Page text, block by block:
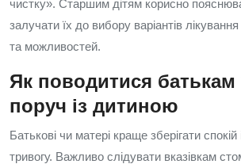
чистку». Старшим дітям корисно
залучати їх до вибору варіантів
та можливостей.
Як поводитися батькам
поруч із дитиною
Батькові чи матері краще зберігати
тривогу. Важливо слідувати вказівкам